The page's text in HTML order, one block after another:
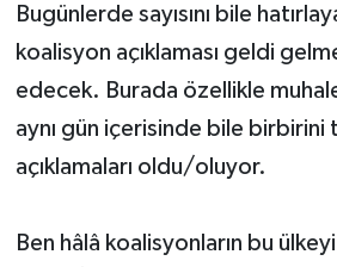
Bugünlerde sayısını bile
koalisyon açıklaması geldi
edecek. Burada özellikle
aynı gün içerisinde bile birbirini
açıklamaları oldu/oluyor.
Ben hâlâ koalisyonların bu